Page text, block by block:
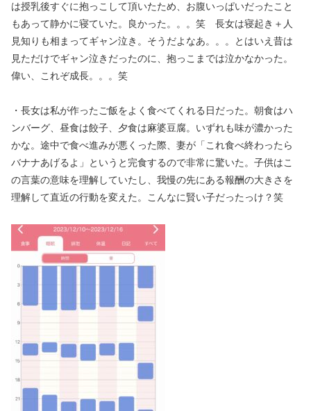
は授乳後すぐに抱っこして頂いたため、お腹いっぱいだったこと
もあって静かに寝ていた。良かった。。。笑 長女は寝起き＋人
見知りも相まってギャン泣き。そうだよなあ。。。とはいえ昔は
見ただけでギャン泣きだったのに、抱っこまでは泣かなかった。
偉い、これぞ成長。。。笑
・長女は私が作ったご飯をよく食べてくれる日だった。朝食はハ
ンバーグ、昼食は餃子、夕食は麻婆豆腐。いずれも味が濃かった
かな。途中で食べ進みが悪くった際、妻が「これ食べ終わったら
バナナあげるよ」というと完食するので非常に驚いた。子供はこ
の言葉の意味を理解していたし、我慢の先にある報酬の大きさを
理解して直近の行動を変えた。こんなに賢い子だったっけ？笑